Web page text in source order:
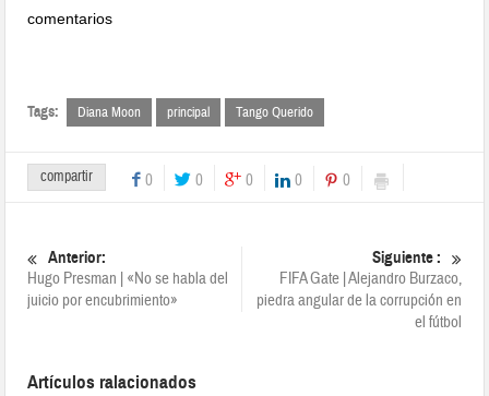
comentarios
Tags: Diana Moon principal Tango Querido
compartir 0 0 0 0 0
Anterior:
Hugo Presman | «No se habla del
juicio por encubrimiento»
Siguiente :
FIFA Gate | Alejandro Burzaco,
piedra angular de la corrupción en
el fútbol
Artículos ralacionados